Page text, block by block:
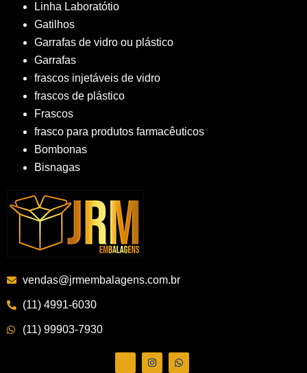
Linha Laboratótio
Gatilhos
Garrafas de vidro ou plástico
Garrafas
frascos injetáveis de vidro
frascos de plástico
Frascos
frasco para produtos farmacêuticos
Bombonas
Bisnagas
vendas@jrmembalagens.com.br
(11) 4991-6030
(11) 99903-7930